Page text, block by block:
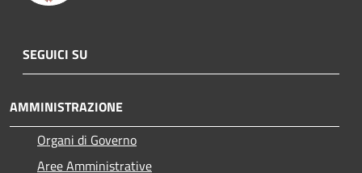
SEGUICI SU
AMMINISTRAZIONE
Organi di Governo
Aree Amministrative